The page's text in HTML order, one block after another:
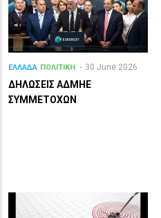
ΕΛΛΑΔΑ ΠΟΛΙΤΙΚΗ 30 June 2026
ΔΗΛΩΣΕΙΣ ΑΔΜΗΕ
ΣΥΜΜΕΤΟΧΩΝ